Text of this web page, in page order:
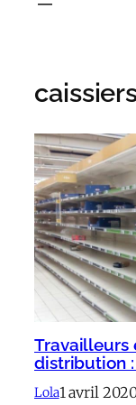
Travailleurs
distribution
Lola1 avril